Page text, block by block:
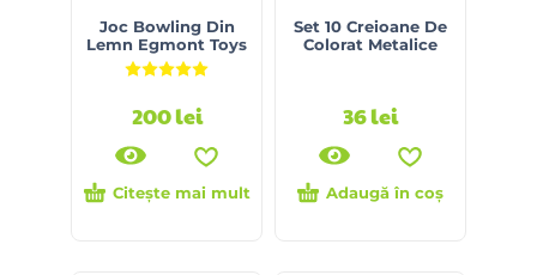
Joc Bowling Din
Lemn Egmont Toys
200lei
Citește mai mult
Set 10 Creioane De
Colorat Metalice
36lei
Adaugă în coș